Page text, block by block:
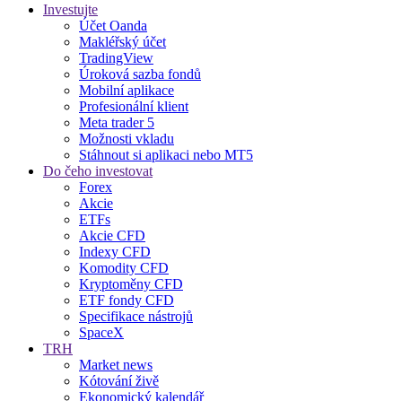
Investujte
Účet Oanda
Makléřský účet
TradingView
Úroková sazba fondů
Mobilní aplikace
Profesionální klient
Meta trader 5
Možnosti vkladu
Stáhnout si aplikaci nebo MT5
Do čeho investovat
Forex
Akcie
ETFs
Akcie CFD
Indexy CFD
Komodity CFD
Kryptoměny CFD
ETF fondy CFD
Specifikace nástrojů
SpaceX
TRH
Market news
Kótování živě
Ekonomický kalendář